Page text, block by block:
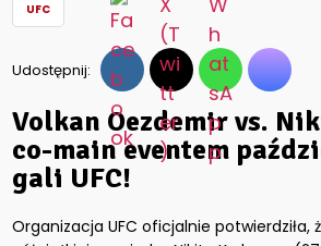
UFC
Udostępnij:
Volkan Oezdemir vs.
co-main eventem
gali UFC!
Organizacja UFC oficjalnie potwierdziła,